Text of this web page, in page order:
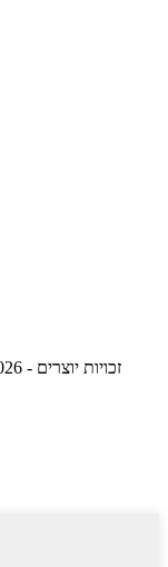
© זכויות יוצרים - 2010-2026: כל הזכויות שמורות.